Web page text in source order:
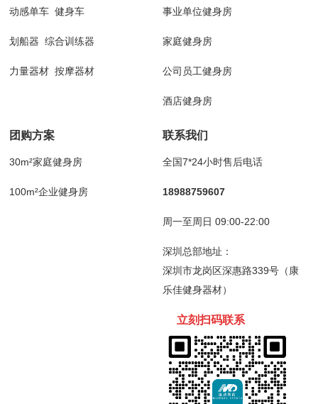
动感单车 健身车
划船器 综合训练器
力量器材 按摩器材
事业单位健身房
家庭健身房
公司员工健身房
酒店健身房
团购方案
30m²家庭健身房
100m²企业健身房
联系我们
全国7*24小时售后电话
18988759607
周一至周日 09:00-22:00
深圳总部地址：
深圳市龙岗区深惠路339号（康
乐佳健身器材）
立刻扫码联系